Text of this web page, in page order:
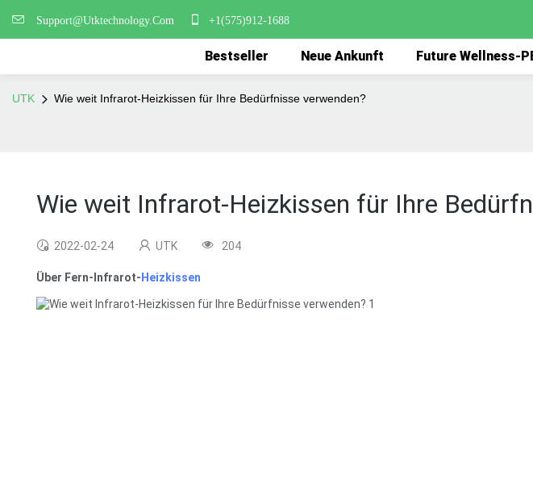
Support@Utktechnology.Com +1(575)912-1688
Bestseller Neue Ankunft Future Wellness-
UTK Wie weit Infrarot-Heizkissen für Ihre Bedürfnisse verwenden?
Wie weit Infrarot-Heizkissen für Ihre
2022-02-24 UTK 204
Über Fern-Infrarot- Heizkissen